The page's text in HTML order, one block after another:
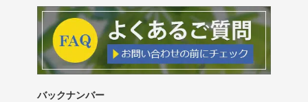
バックナンバー